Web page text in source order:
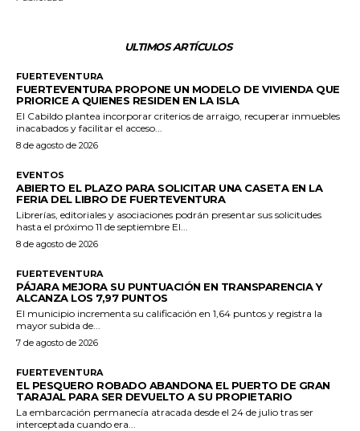
ULTIMOS ARTÍCULOS
FUERTEVENTURA
FUERTEVENTURA PROPONE UN MODELO DE VIVIENDA QUE
PRIORICE A QUIENES RESIDEN EN LA ISLA
El Cabildo plantea incorporar criterios de arraigo, recuperar inmuebles
inacabados y facilitar el acceso...
8 de agosto de 2026
EVENTOS
ABIERTO EL PLAZO PARA SOLICITAR UNA CASETA EN LA
FERIA DEL LIBRO DE FUERTEVENTURA
Librerías, editoriales y asociaciones podrán presentar sus solicitudes
hasta el próximo 11 de septiembre El...
8 de agosto de 2026
FUERTEVENTURA
PÁJARA MEJORA SU PUNTUACIÓN EN TRANSPARENCIA Y
ALCANZA LOS 7,97 PUNTOS
El municipio incrementa su calificación en 1,64 puntos y registra la
mayor subida de...
7 de agosto de 2026
FUERTEVENTURA
EL PESQUERO ROBADO ABANDONA EL PUERTO DE GRAN
TARAJAL PARA SER DEVUELTO A SU PROPIETARIO
La embarcación permanecía atracada desde el 24 de julio tras ser
interceptada cuando era...